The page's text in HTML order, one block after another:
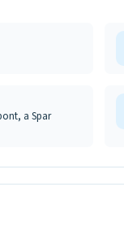
a Spar